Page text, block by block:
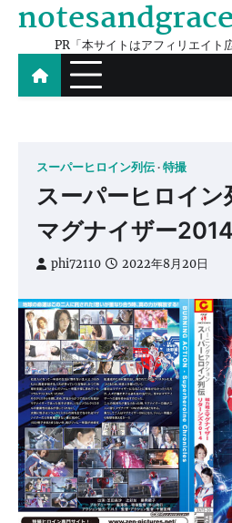
Skip
contentPR「本サイトはアフィリエイト
スーパーヒロイン列伝 特撮
スーパーヒロイン
マグナイザー2014
phi72110 2022年8月20日